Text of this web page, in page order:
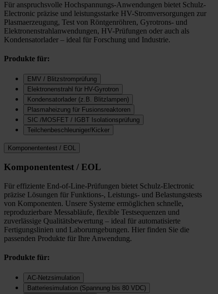
Für anspruchsvolle Hochspannungs-Anwendungen bietet Schulz-
Electronic präzise und leistungsstarke HV-Stromversorgungen zur
Plasmaerzeugung, Test von Röntgenröhren, Gyrotrons- und
Elektronenstrahlanwendungen, HV-Prüfungen oder auch als
Kondensatorlader – ideal für Forschung und Industrie.
Produkte für:
EMV / Blitzstromprüfung
Elektronenstrahl für HV-Gyrotron
Kondensatorlader (z.B. Blitzlampen)
Plasmaheizung für Fusionsreaktoren
SIC /MOSFET / IGBT Isolationsprüfung
Teilchenbeschleuniger/Kicker
Komponententest / EOL
Komponententest / EOL
Für effiziente End-of-Line-Prüfungen bietet Schulz-Electronic
präzise Lösungen für Funktions-, Leistungs- und Belastungstests
von Komponenten. Unsere Systeme ermöglichen schnelle,
reproduzierbare Messabläufe, flexible Testsequenzen und
zuverlässige Qualitätsbewertung – ideal für automatisierte
Fertigungslinien und Laborumgebungen. Hier finden Sie die
passenden Produkte für Ihre Anwendung.
Produkte für:
AC-Netzsimulation
Batteriesimulation (Spannung bis 80 VDC)